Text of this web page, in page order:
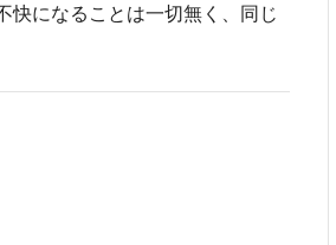
快になることは一切無く、同じ